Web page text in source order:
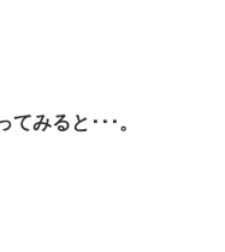
みると･･･。